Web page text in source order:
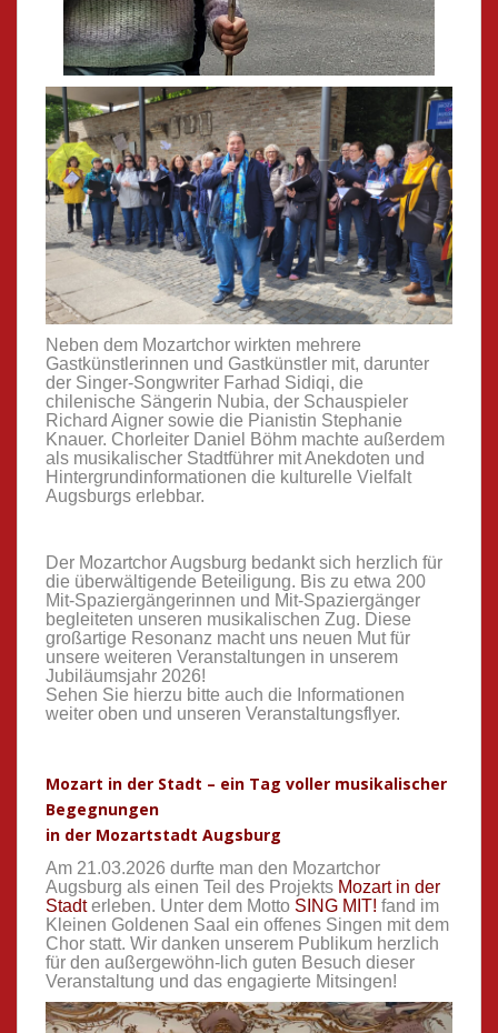
Neben dem Mozartchor wirkten mehrere
Gastkünstlerinnen und Gastkünstler mit, darunter
der Singer-Songwriter Farhad Sidiqi, die
chilenische Sängerin Nubia, der Schauspieler
Richard Aigner sowie die Pianistin Stephanie
Knauer. Chorleiter Daniel Böhm machte außerdem
als musikalischer Stadtführer mit Anekdoten und
Hintergrundinformationen die kulturelle Vielfalt
Augsburgs erlebbar.
Der Mozartchor Augsburg bedankt sich herzlich für
die überwältigende Beteiligung. Bis zu etwa 200
Mit-Spaziergängerinnen und Mit-Spaziergänger
begleiteten unseren musikalischen Zug. Diese
großartige Resonanz macht uns neuen Mut für
unsere weiteren Veranstaltungen in unserem
Jubiläumsjahr 2026!
Sehen Sie hierzu bitte auch die Informationen
weiter oben und unseren Veranstaltungsflyer.
Mozart in der Stadt – ein Tag voller musikalischer
Begegnungen
in der Mozartstadt Augsburg
Am 21.03.2026 durfte man den Mozartchor
Augsburg als einen Teil des Projekts Mozart in der
Stadterleben. Unter dem Motto SING MIT! fand im
Kleinen Goldenen Saal ein offenes Singen mit dem
Chor statt. Wir danken unserem Publikum herzlich
für den außergewöhn-lich guten Besuch dieser
Veranstaltung und das engagierte Mitsingen!